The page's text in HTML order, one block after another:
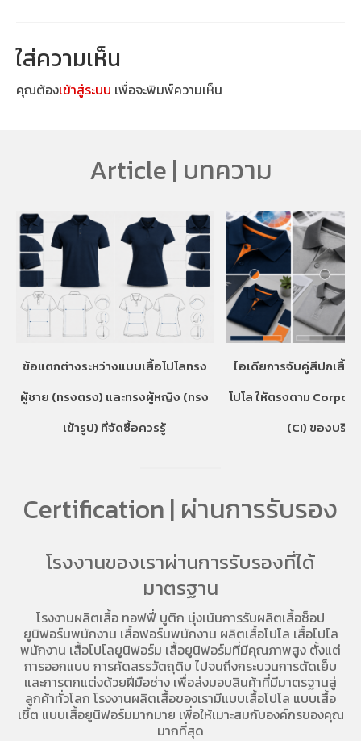
ใส่ความเห็น
คุณต้องเข้าสู่ระบบ เพื่อจะพิมพ์ความเห็น
Article | บทความ
ข้อแตกต่างระหว่างแบบเสื้อโปโลทรง
ผู้ชาย (ทรงตรง) และทรงผู้หญิง (ทรง
เข้ารูป) ที่จัดซื้อควรรู้
ไอเดียการจับคู่สีปกเสื้อ
โปโล ให้ตรงตาม
(CI) ของบริษัท
Certification | ผ่านการรับรอง
โรงงานของเราผ่านการรับรองที่ได้
มาตรฐาน
โรงงานผลิตเสื้อ ทอฟฟี่ บูติก มุ่งเน้นการรับผลิตเสื้อช็อป
ยูนิฟอร์มพนักงาน เสื้อฟอร์มพนักงาน ผลิตเสื้อโปโล เสื้อโปโล
พนักงาน เสื้อโปโลยูนิฟอร์ม เสื้อยูนิฟอร์มที่มีคุณภาพสูง ตั้งแต่
การออกแบบ การคัดสรรวัตถุดิบ ไปจนถึงกระบวนการตัดเย็บ
และการตกแต่งด้วยฝีมือช่าง เพื่อส่งมอบสินค้าที่มีมาตรฐานสู่
ลูกค้าทั่วโลก โรงงานผลิตเสื้อของเรามีแบบเสื้อโปโล แบบเสื้อ
เชิ้ต แบบเสื้อยูนิฟอร์มมากมาย เพื่อให้เมาะสมกับองค์กรของคุณ
มากที่สุด